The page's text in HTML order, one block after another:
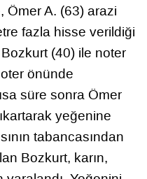
Ömer A. (63) arazi
fazla hisse verildiği
(40) ile noter
önünde
süre sonra Ömer
yeğenine
tabancasından
Bozkurt, karın,